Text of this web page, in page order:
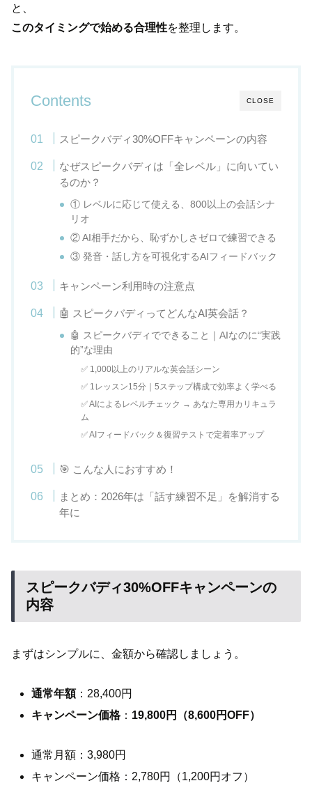
と、
このタイミングで始める合理性を整理します。
CLOSE
Contents
スピークバディ30%OFFキャンペーンの内容
なぜスピークバディは「全レベル」に向いてい
るのか？
① レベルに応じて使える、800以上の会話シナ
リオ
② AI相手だから、恥ずかしさゼロで練習できる
③ 発音・話し方を可視化するAIフィードバック
キャンペーン利用時の注意点
🤖 スピークバディってどんなAI英会話？
🤖 スピークバディでできること｜AIなのに“実践
的”な理由
✅ 1,000以上のリアルな英会話シーン
✅ 1レッスン15分｜5ステップ構成で効率よく学べる
✅ AIによるレベルチェック → あなた専用カリキュラ
ム
✅ AIフィードバック＆復習テストで定着率アップ
🎯 こんな人におすすめ！
まとめ：2026年は「話す練習不足」を解消する
年に
スピークバディ30%OFFキャンペーンの
内容
まずはシンプルに、金額から確認しましょう。
通常年額：28,400円
キャンペーン価格： 19,800円（8,600円OFF）
通常月額：3,980円
キャンペーン価格：2,780円（1,200円オフ）